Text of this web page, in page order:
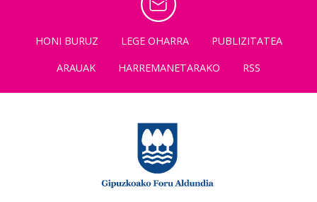
HONI BURUZ LEGE OHARRA
PUBLIZITATEA
ARAUAK
HARREMANETARAKO RSS